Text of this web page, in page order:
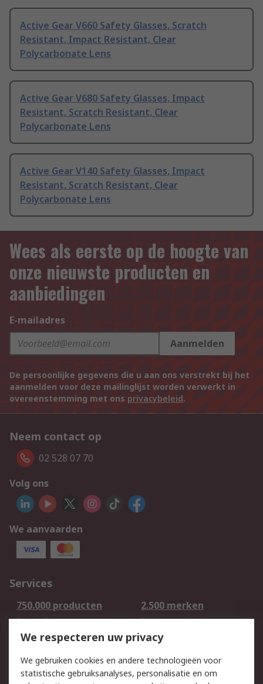
Active Gear V660 Safety Glasses, Scratch
Resistant, Impact Resistant, Clear
Polycarbonate Lens
Active Gear V680 Safety Glasses, Impact
Resistant, Scratch Resistant, Clear
Polycarbonate Lens
Active Gear V140 Safety Glasses, Impact
Resistant, Scratch Resistant, Clear
Polycarbonate Lens
Wees als eerste op de hoogte van
onze nieuwste producten en
aanbiedingen
E-mailadres
Aanmelden
De persoonlijke gegevens die u aan ons verstrekt bij het
aanmelden voor deze mailinglijst worden verwerkt in
overeenstemming met ons privacybeleid.
Neem contact op
02 528 07 70
Volg ons
We aanvaarden
Services
750.000 producten
2.500 merken
Bestellen
Inkoopoplossingen
Retouren
Technisch advies
Track & Trace
We respecteren uw privacy
We gebruiken cookies en andere technologieën voor
statistische gebruiksanalyses, personalisatie en om